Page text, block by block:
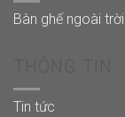
Bàn ghế ngoài trời
Tin tức